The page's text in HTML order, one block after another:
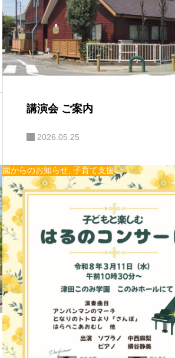
講演会 ご案内
2026.05.25
園からのお知らせ, 子育て支援